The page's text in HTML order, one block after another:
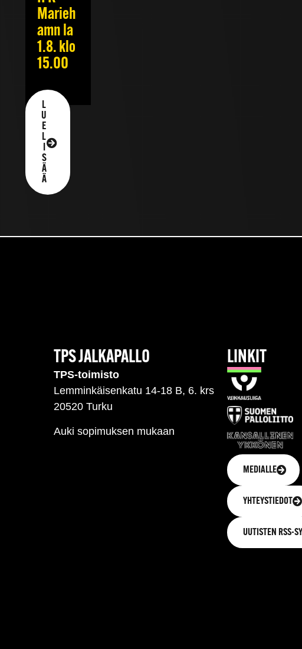
Marieh
amn la
1.8. klo
15.00
L
U
E
L
I
S
Ä
Ä
TPS JALKAPALLO
TPS-toimisto
Lemminkäisenkatu 14-18 B, 6. krs
20520 Turku
Auki sopimuksen mukaan
LINKIT
MEDIALLE
YHTEYSTIEDOT
UUTISTEN RSS-